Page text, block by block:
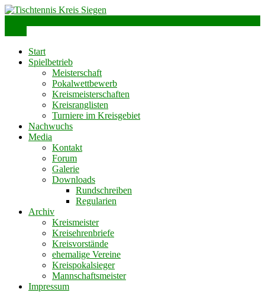
Skip
Tischtennis Kreis Siegen
Start
Spielbetrieb
Meisterschaft
Pokalwettbewerb
Kreismeisterschaften
Kreisranglisten
Turniere im Kreisgebiet
Nachwuchs
Media
Kontakt
Forum
Galerie
Downloads
Rundschreiben
Regularien
Archiv
Kreismeister
Kreisehrenbriefe
Kreisvorstände
ehemalige Vereine
Kreispokalsieger
Mannschaftsmeister
Impressum